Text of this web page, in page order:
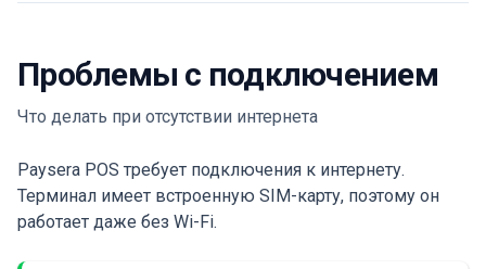
Проблемы с подключением
Что делать при отсутствии интернета
Paysera POS требует подключения к интернету.
Терминал имеет встроенную SIM-карту, поэтому он
работает даже без Wi-Fi.